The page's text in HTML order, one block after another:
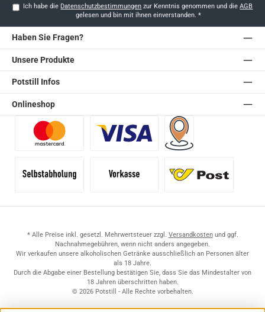
Ich habe die Datenschutzbestimmungen zur Kenntnis genommen und dieAGB
gelesen und bin mit ihnen einverstanden. *
Haben Sie Fragen?
Unsere Produkte
Potstill Infos
Onlineshop
* Alle Preise inkl. gesetzl. Mehrwertsteuer zzgl. Versandkostenund ggf.
Nachnahmegebühren, wenn nicht anders angegeben.
Wir verkaufen unsere alkoholischen Getränke ausschließlich an Personen älter
als 18 Jahre.
Durch die Abgabe einer Bestellung bestätigen Sie, dass Sie das Mindestalter von
18 Jahren überschritten haben.
© 2026 Potstill - Alle Rechte vorbehalten.